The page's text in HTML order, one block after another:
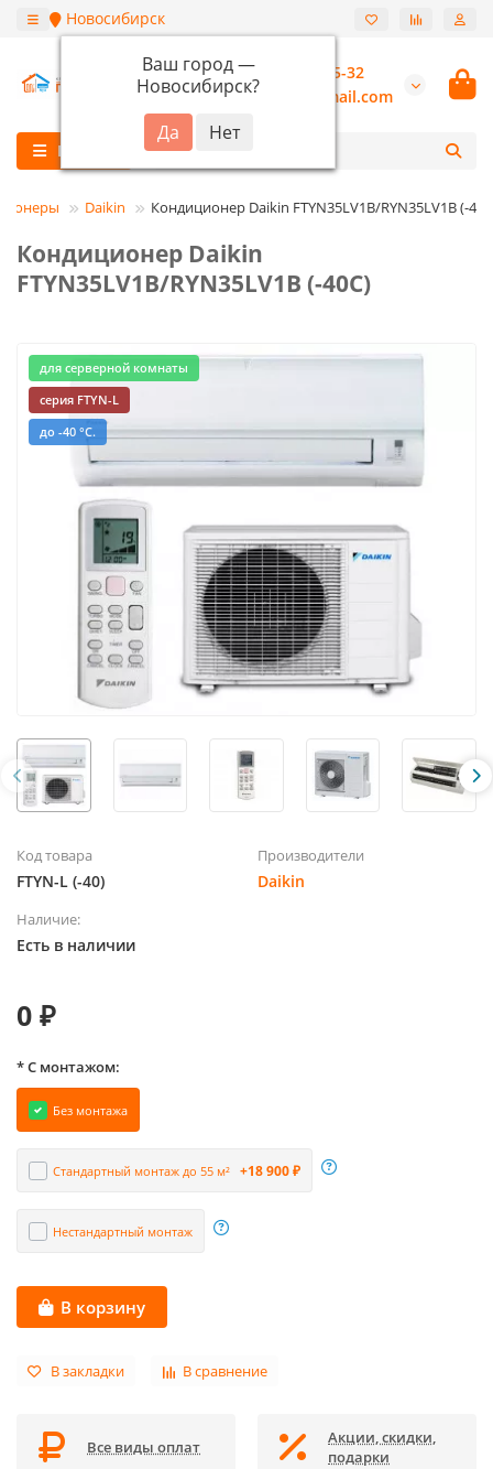
Новосибирск
Ваш город —
Новосибирск?
+7 (913) 987-55-32
burannsk@gmail.com
Каталог
Daikin Кондиционер Daikin FTYN35LV1B/RYN35LV1B (-
Кондиционер Daikin
FTYN35LV1B/RYN35LV1B (-40C)
для серверной комнаты
серия FTYN-L
до -40 °С.
Код товара
FTYN-L (-40)
Производители
Daikin
Наличие:
Есть в наличии
0 ₽
* С монтажом:
Без монтажа
Стандартный монтаж до 55 м² +18 900 ₽
Нестандартный монтаж
В корзину
В закладки В сравнение
Все виды оплат
Акции, скидки,
подарки